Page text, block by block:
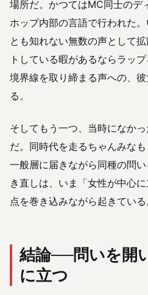
場所だ。かつてはMC同士のデ
ホップ内部の言語で行われた
とも知れない無数の声として
トしている暇があるならラッ
境界線を取り締まる声への、
る。
そしてもう一つ、当時になか
だ。同時代を走るちゃんみな
一般層に届きながら同種の問
き直しは、いま「女性が中心
点を巻き込みながら起きている
結論──問いを開
に立つ